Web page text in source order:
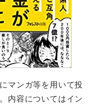
マンガ等を用いて投
内容についてはイン